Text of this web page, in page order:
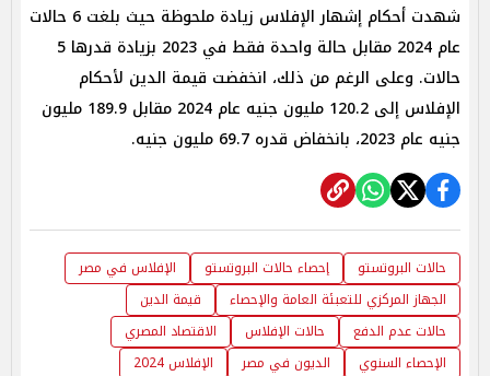
شهدت أحكام إشهار الإفلاس زيادة ملحوظة حيث بلغت 6 حالات
عام 2024 مقابل حالة واحدة فقط في 2023 بزيادة قدرها 5
حالات. وعلى الرغم من ذلك، انخفضت قيمة الدين لأحكام
الإفلاس إلى 120.2 مليون جنيه عام 2024 مقابل 189.9 مليون
جنيه عام 2023، بانخفاض قدره 69.7 مليون جنيه.
حالات البروتستو إحصاء حالات البروتستو
الإفلاس في مصر
الجهاز المركزي للتعبئة العامة والإحصاء
قيمة الدين
حالات عدم الدفع
حالات الإفلاس
الاقتصاد المصري
الإحصاء السنوي
الديون في مصر
الإفلاس 2024